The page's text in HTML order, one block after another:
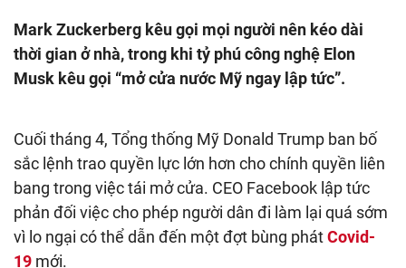
Mark Zuckerberg kêu gọi mọi người nên kéo dài
thời gian ở nhà, trong khi tỷ phú công nghệ Elon
Musk kêu gọi “mở cửa nước Mỹ ngay lập tức”.
Cuối tháng 4, Tổng thống Mỹ Donald Trump ban bố
sắc lệnh trao quyền lực lớn hơn cho chính quyền liên
bang trong việc tái mở cửa. CEO Facebook lập tức
phản đối việc cho phép người dân đi làm lại quá sớm
vì lo ngại có thể dẫn đến một đợt bùng phátCovid-
19 mới.